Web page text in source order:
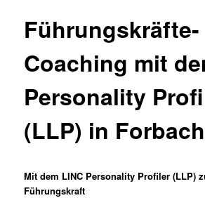
Führungskräfte-
Coaching mit
Personality
(LLP) in Forbach
Mit dem LINC Personality Profiler (LLP)
Führungskraft